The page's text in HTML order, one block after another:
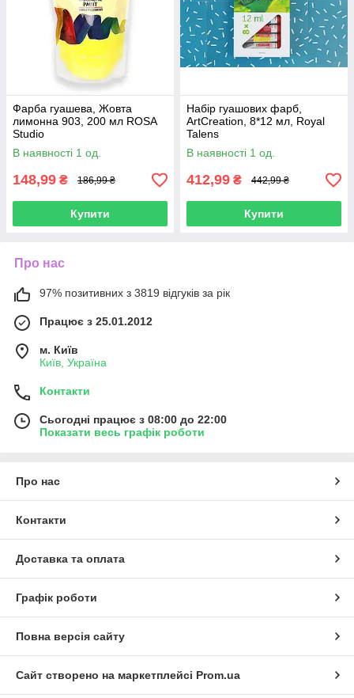
Фарба гуашева, Жовта
лимонна 903, 200 мл ROSA
Studio
В наявності 1 од.
148,99 ₴ 186,99 ₴
Купити
Набір гуашових фарб,
ArtCreation, 8*12 мл, Royal
Talens
В наявності 1 од.
412,99 ₴ 442,99 ₴
Купити
Про нас
97% позитивних з 3819 відгуків за рік
Працює з 25.01.2012
м. Київ
Київ, Україна
Контакти
Сьогодні працює з 08:00 до 22:00
Показати весь графік роботи
Про нас
Контакти
Доставка та оплата
Графік роботи
Повна версія сайту
Сайт створено на маркетплейсі Prom.ua